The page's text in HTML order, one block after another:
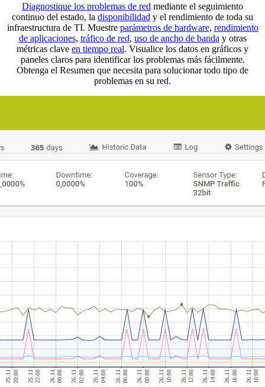
Diagnostique los problemas de red mediante el seguimiento
continuo del estado, la disponibilidad y el rendimiento de toda su
infraestructura de TI. Muestre parámetros de hardware, rendimiento
de aplicaciones, tráfico de red, uso de ancho de banda y otras
métricas clave en tiempo real. Visualice los datos en gráficos y
paneles claros para identificar los problemas más fácilmente.
Obtenga el Resumen que necesita para solucionar todo tipo de
problemas en su red.